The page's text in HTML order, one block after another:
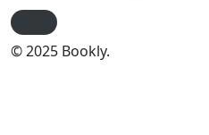
© 2025 Bookly.